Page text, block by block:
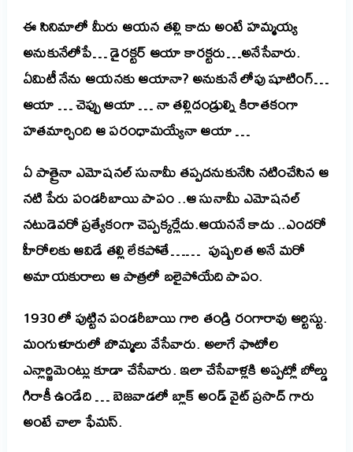
ఈ సినిమాలో మీరు ఆయ‌న త‌ల్లి కాదు అంటే హ‌మ్మ‌య్య
అనుకునేలోపే…డైర‌క్ట‌ర్ ఆయా కార‌క్ట‌రు…అనేసేవారు.
ఏమిటీ నేను ఆయ‌న‌కు ఆయానా?అనుకునే లోపు షూటింగ్…
ఆయా … చెప్పు ఆయా … నా తల్లిదండ్రుల్ని కిరాత‌కంగా
హ‌త‌మార్చింది ఆ పరంధామ‌య్యేనా ఆయా …
ఏ పాత్రైనా ఎమోష‌న‌ల్ సునామీ త‌ప్ప‌ద‌నుకునేసి న‌టించేసిన ఆ
న‌టి పేరు పండ‌రీబాయి పాపం ..ఆ సునామీ ఎమోష‌న‌ల్
న‌టుడెవ‌రో ప్ర‌త్యేకంగా చెప్ప‌క్క‌ర్లేదు.ఆయ‌న‌నే కాదు ..ఎంద‌రో
హీరోల‌కు ఆవిడే త‌ల్లి లేక‌పోతే…… పుష్ప‌ల‌త అనే మ‌రో
అమాయ‌కురాలు ఆ పాత్ర‌లో బ‌లైపోయేది పాపం.
1930 లో పుట్టిన పండ‌రీబాయి గారి తండ్రి రంగారావు ఆర్టిస్టు.
మంగుళూరులో బొమ్మ‌లు వేసేవారు. అలాగే ఫొటోల
ఎన్లార్జిమెంట్లు కూడా చేసేవారు.ఇలా చేసేవాళ్ల‌కి అప్ప‌ట్లో బోల్డు
గిరాకీ ఉండేది … బెజ‌వాడ‌లో బ్లాక్ అండ్ వైట్ ప్ర‌సాద్ గారు
అంటే చాలా ఫేమ‌స్.